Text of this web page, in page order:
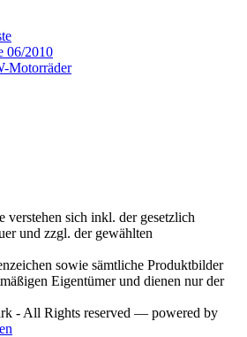
06/2010
Motorräder
verstehen sich inkl. der gesetzlich
und zzgl. der gewählten
sowie sämtliche Produktbilder
Eigentümer und dienen nur der
- All Rights reserved — powered by